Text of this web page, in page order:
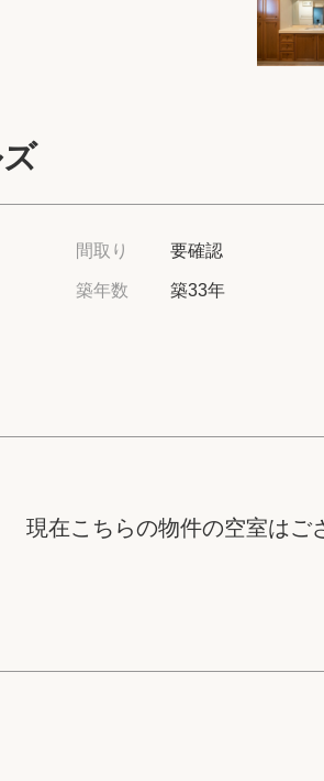
間取り 要確認
築年数 築33年
現在こちらの物件の空室はご